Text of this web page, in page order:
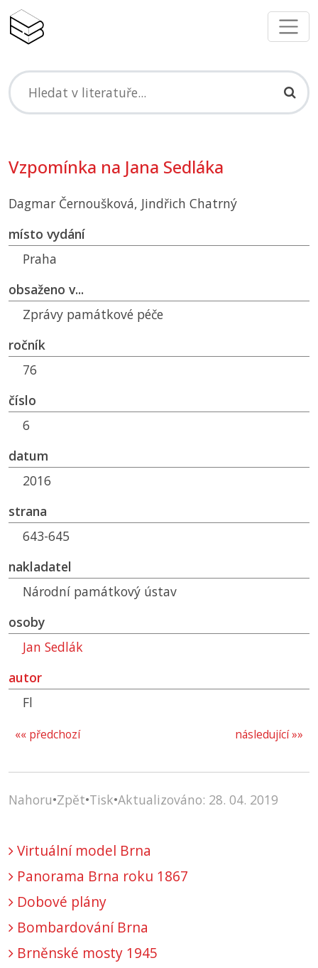
Vzpomínka na Jana Sedláka
Dagmar Černoušková, Jindřich Chatrný
místo vydání
Praha
obsaženo v...
Zprávy památkové péče
ročník
76
číslo
6
datum
2016
strana
643-645
nakladatel
Národní památkový ústav
osoby
Jan Sedlák
autor
Fl
následující »»
«« předchozí
Nahoru•Zpět•Tisk•Aktualizováno: 28. 04. 2019
Virtuální model Brna
Panorama Brna roku 1867
Dobové plány
Bombardování Brna
Brněnské mosty 1945